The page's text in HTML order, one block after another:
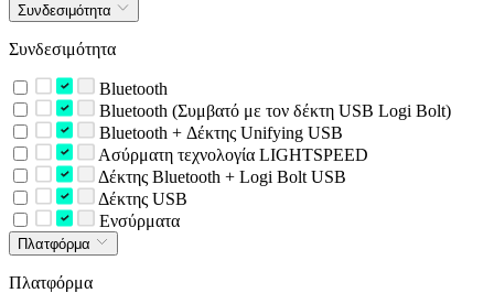
Συνδεσιμότητα
Συνδεσιμότητα
Bluetooth
Bluetooth (Συμβατό με τον δέκτη USB Logi Bolt)
Bluetooth + Δέκτης Unifying USB
Ασύρματη τεχνολογία LIGHTSPEED
Δέκτης Bluetooth + Logi Bolt USB
Δέκτης USB
Ενσύρματα
Πλατφόρμα
Πλατφόρμα